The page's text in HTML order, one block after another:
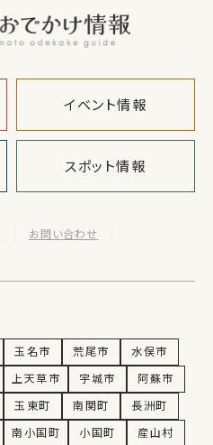
イベント情報
スポット情報
お問い合わせ
玉名市 荒尾市
水俣市
上天草市 宇城市
阿蘇市
玉東町 南関町
長洲町
南小国町 小国町
産山村